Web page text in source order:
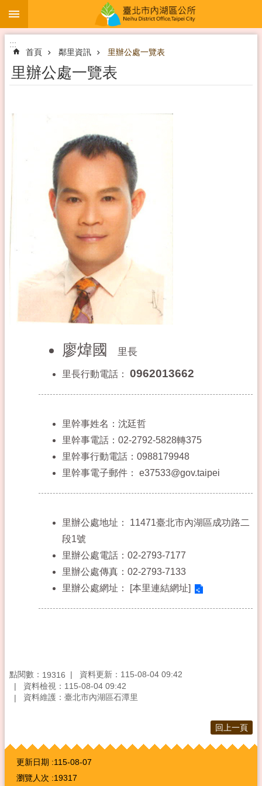
跳到主要內容區塊
:::
首頁 鄰里資訊 里辦公處一覽表
里辦公處一覽表
廖煒國 里長
里長行動電話： 0962013662
里幹事姓名：沈廷哲
里幹事電話：02-2792-5828轉375
里幹事行動電話：0988179948
里幹事電子郵件： e37533@gov.taipei
里辦公處地址： 11471臺北市內湖區成功路二
段1號
里辦公處電話：02-2793-7177
里辦公處傳真：02-2793-7133
里辦公處網址：
[本里連結網址]
點閱數： 19316
資料更新：115-08-04 09:42
資料檢視：115-08-04 09:42
資料維護：臺北市內湖區石潭里
回上一頁
:::
更新日期
115-08-07
瀏覽人次
19317